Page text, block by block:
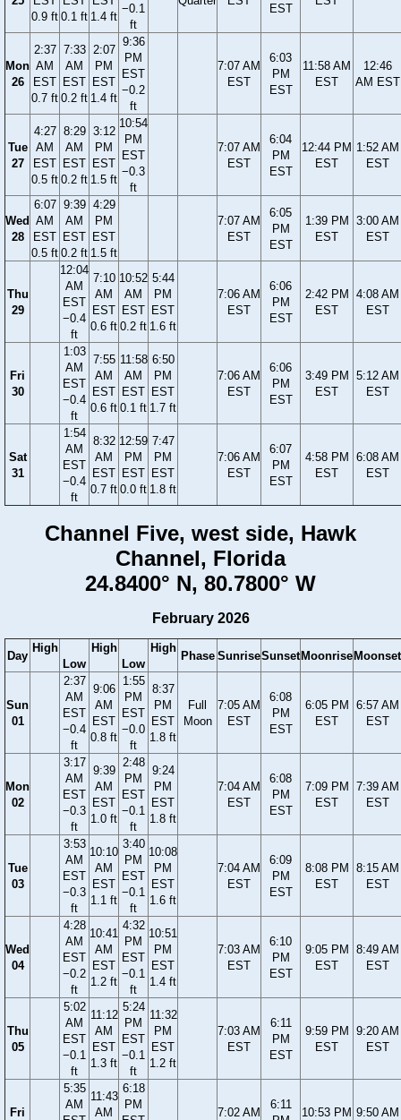
0.9 ft 0.1 ft 1.4 ft
−0.1
ft
EST
Mon
26
2:37
AM
EST
0.7 ft
7:33
AM
EST
0.2 ft
2:07
PM
EST
1.4 ft
9:36
PM
EST
−0.2
ft
7:07 AM
EST
6:03
PM
EST
11:58 AM
EST
12:46
AM EST
Tue
27
4:27
AM
EST
0.5 ft
8:29
AM
EST
0.2 ft
3:12
PM
EST
1.5 ft
10:54
PM
EST
−0.3
ft
7:07 AM
EST
6:04
PM
EST
12:44 PM
EST
1:52 AM
EST
Wed
28
6:07
AM
EST
0.5 ft
9:39
AM
EST
0.2 ft
4:29
PM
EST
1.5 ft
7:07 AM
EST
6:05
PM
EST
1:39 PM
EST
3:00 AM
EST
Thu
29
12:04
AM
EST
−0.4
ft
7:10
AM
EST
0.6 ft
10:52
AM
EST
0.2 ft
5:44
PM
EST
1.6 ft
7:06 AM
EST
6:06
PM
EST
2:42 PM
EST
4:08 AM
EST
Fri
30
1:03
AM
EST
−0.4
ft
7:55
AM
EST
0.6 ft
11:58
AM
EST
0.1 ft
6:50
PM
EST
1.7 ft
7:06 AM
EST
6:06
PM
EST
3:49 PM
EST
5:12 AM
EST
Sat
31
1:54
AM
EST
−0.4
ft
8:32
AM
EST
0.7 ft
12:59
PM
EST
0.0 ft
7:47
PM
EST
1.8 ft
7:06 AM
EST
6:07
PM
EST
4:58 PM
EST
6:08 AM
EST
Channel Five, west side, Hawk
Channel, Florida
24.8400° N, 80.7800° W
February 2026
Day
High
Low
High
Low
High
Phase SunriseSunset Moonrise Moonset
Sun
01
2:37
AM
EST
−0.4
ft
9:06
AM
EST
0.8 ft
1:55
PM
EST
−0.0
ft
8:37
PM
EST
1.8 ft
Full
Moon
7:05 AM
EST
6:08
PM
EST
6:05 PM
EST
6:57 AM
EST
Mon
02
3:17
AM
EST
−0.3
ft
9:39
AM
EST
1.0 ft
2:48
PM
EST
−0.1
ft
9:24
PM
EST
1.8 ft
7:04 AM
EST
6:08
PM
EST
7:09 PM
EST
7:39 AM
EST
Tue
03
3:53
AM
EST
−0.3
ft
10:10
AM
EST
1.1 ft
3:40
PM
EST
−0.1
ft
10:08
PM
EST
1.6 ft
7:04 AM
EST
6:09
PM
EST
8:08 PM
EST
8:15 AM
EST
Wed
04
4:28
AM
EST
−0.2
ft
10:41
AM
EST
1.2 ft
4:32
PM
EST
−0.1
ft
10:51
PM
EST
1.4 ft
7:03 AM
EST
6:10
PM
EST
9:05 PM
EST
8:49 AM
EST
Thu
05
5:02
AM
EST
−0.1
ft
11:12
AM
EST
1.3 ft
5:24
PM
EST
−0.1
ft
11:32
PM
EST
1.2 ft
7:03 AM
EST
6:11
PM
EST
9:59 PM
EST
9:20 AM
EST
Fri
5:35
AM
11:43
AM
6:18
PM
7:02 AM
6:11
10:53 PM 9:50 AM